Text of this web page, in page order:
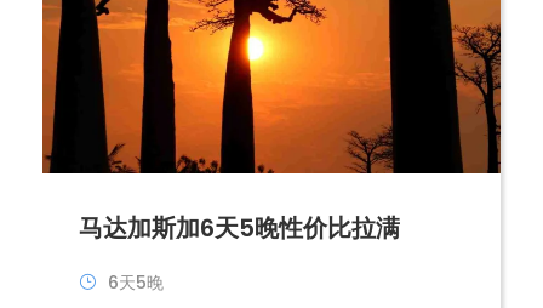
马达加斯加6天5晚性价比拉满
6天5晚